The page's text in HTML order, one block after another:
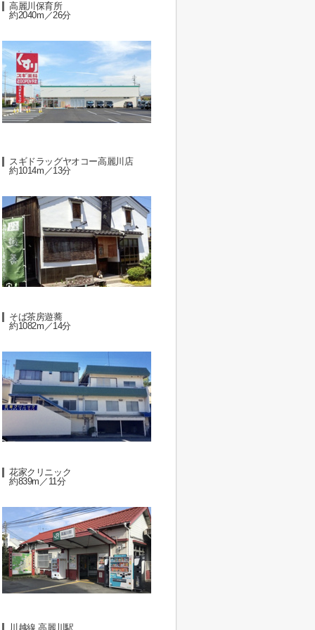
高麗川保育所
約2040m／26分
スギドラッグヤオコー高麗川店
約1014m／13分
そば茶房遊蕎
約1082m／14分
花家クリニック
約839m／11分
川越線 高麗川駅